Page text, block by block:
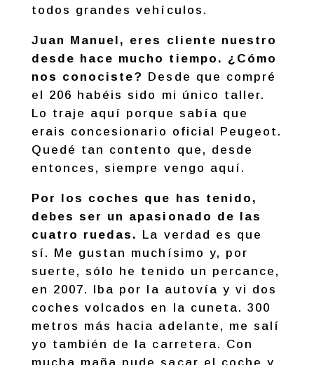
todos grandes vehículos.
Juan Manuel, eres cliente nuestro
desde hace mucho tiempo. ¿Cómo
nos conociste?
Desde que compré
el 206 habéis sido mi único taller.
Lo traje aquí porque sabía que
erais concesionario oficial Peugeot.
Quedé tan contento que, desde
entonces, siempre vengo aquí.
Por los coches que has tenido,
debes ser un apasionado de las
cuatro ruedas.
La verdad es que
sí. Me gustan muchísimo y, por
suerte, sólo he tenido un percance,
en 2007. Iba por la autovía y vi dos
coches volcados en la cuneta. 300
metros más hacia adelante, me salí
yo también de la carretera. Con